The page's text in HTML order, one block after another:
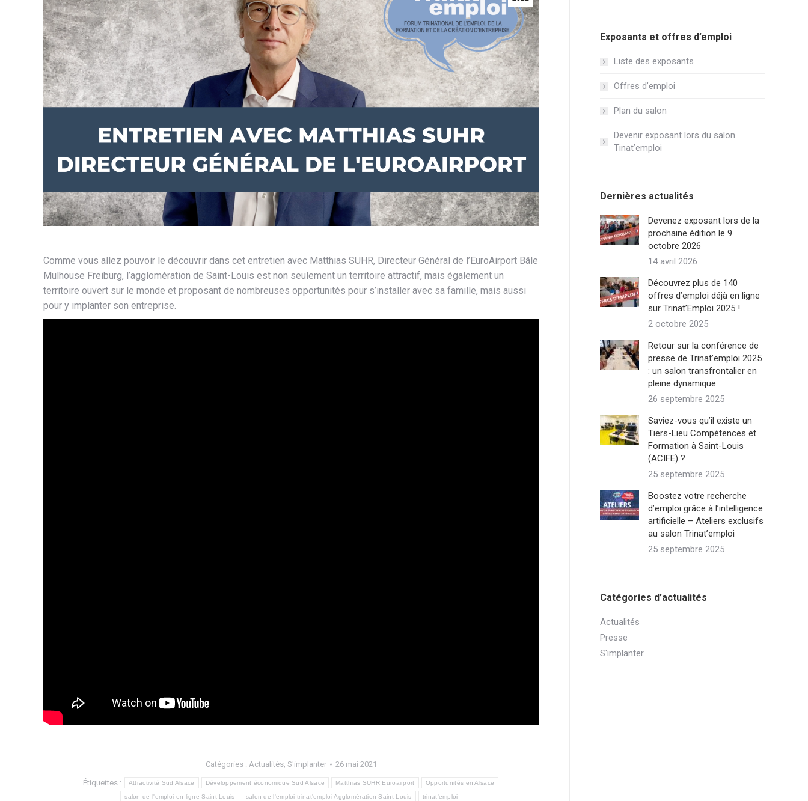
Comme vous allez pouvoir le découvrir dans cet entretien avec Matthias SUHR, Directeur Général de l’EuroAirport Bâle
Mulhouse Freiburg, l’agglomération de Saint-Louis est non seulement un territoire attractif, mais également un
territoire ouvert sur le monde et proposant de nombreuses opportunités pour s’installer avec sa famille, mais aussi
pour y implanter son entreprise.
Catégories : Actualités, S'implanter 26 mai 2021
Étiquettes : Attractivité Sud Alsace Développement économique Sud Alsace Matthias SUHR Euroairport Opportunités en Alsace
salon de l'emploi en ligne Saint-Louis salon de l'emploi trinat'emploi Agglomération Saint-Louis trinat'emploi
Exposants et offres d’emploi
Liste des exposants
Offres d’emploi
Plan du salon
Devenir exposant lors du salon
Tinat’emploi
Dernières actualités
Devenez exposant lors de la
prochaine édition le 9
octobre 2026
14 avril 2026
Découvrez plus de 140
offres d’emploi déjà en ligne
sur Trinat’Emploi 2025 !
2 octobre 2025
Retour sur la conférence de
presse de Trinat’emploi 2025
: un salon transfrontalier en
pleine dynamique
26 septembre 2025
Saviez-vous qu’il existe un
Tiers-Lieu Compétences et
Formation à Saint-Louis
(ACIFE) ?
25 septembre 2025
Boostez votre recherche
d’emploi grâce à l’intelligence
artificielle – Ateliers exclusifs
au salon Trinat’emploi
25 septembre 2025
Catégories d’actualités
Actualités
Presse
S'implanter